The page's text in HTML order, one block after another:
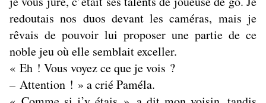
redoutais nos duos devant les caméras, mais je
rêvais de pouvoir lui proposer une partie de ce
noble jeu où elle semblait exceller.
« Eh ! Vous voyez ce que je vois ?
– Attention ! » a crié Paméla.